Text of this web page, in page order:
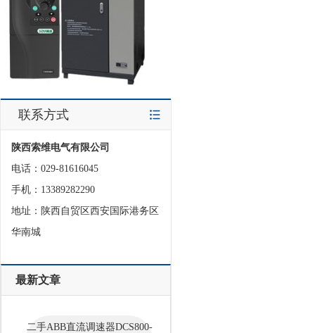
联系方式
陕西索维电气有限公司
电话：029-81616045
手机：13389282290
地址：陕西自贸区西安国际港务区
华南城
最新文章
二手ABB直流调速器DCS800-